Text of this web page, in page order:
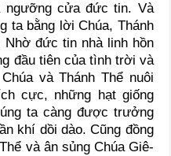
ngưỡng cửa đức tin. Và
ta bằng lời Chúa, Thánh
đức tin nhà linh hồn
đầu tiên của tình trời và
và Thánh Thể nuôi
cực, những hạt giống
ta càng được trưởng
khí dồi dào. Cũng đồng
và ân sủng Chúa Giê-